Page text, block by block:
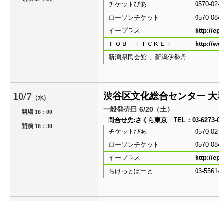
チケットぴあ
0570-
ローソンチケット
0570-
イープラス
http://
ＦＯＢ ＴＩＣＫＥＴ
http://
新潟県民会館 、新潟伊勢丹
10/7 （水）
開場 18：00
開演 18：30
渋谷区文化総合センター
一般発売日 6/20（土）
問合せ先:さくら東京 TEL：03-6273-
チケットぴあ
0570-
ローソンチケット
0570-
イープラス
http://
ちけっとぽーと
03-